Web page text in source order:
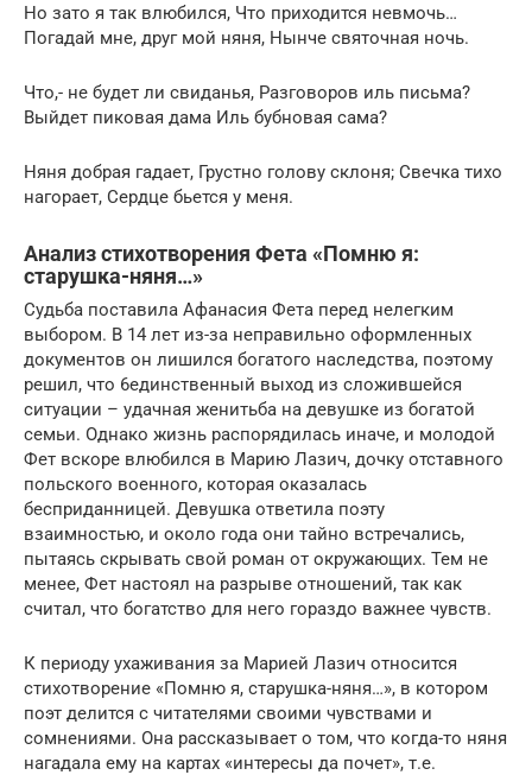
Но зато я так влюбился, Что приходится невмочь…
Погадай мне, друг мой няня, Нынче святочная ночь.
Что,- не будет ли свиданья, Разговоров иль письма?
Выйдет пиковая дама Иль бубновая сама?
Няня добрая гадает, Грустно голову склоня; Свечка тихо
нагорает, Сердце бьется у меня.
Анализ стихотворения Фета «Помню я:
старушка-няня…»
Судьба поставила Афанасия Фета перед нелегким
выбором. В 14 лет из-за неправильно оформленных
документов он лишился богатого наследства, поэтому
решил, что 6единственный выход из сложившейся
ситуации – удачная женитьба на девушке из богатой
семьи. Однако жизнь распорядилась иначе, и молодой
Фет вскоре влюбился в Марию Лазич, дочку отставного
польского военного, которая оказалась
бесприданницей. Девушка ответила поэту
взаимностью, и около года они тайно встречались,
пытаясь скрывать свой роман от окружающих. Тем не
менее, Фет настоял на разрыве отношений, так как
считал, что богатство для него гораздо важнее чувств.
К периоду ухаживания за Марией Лазич относится
стихотворение «Помню я, старушка-няня…», в котором
поэт делится с читателями своими чувствами и
сомнениями. Она рассказывает о том, что когда-то няня
нагадала ему на картах «интересы да почет», т.е.